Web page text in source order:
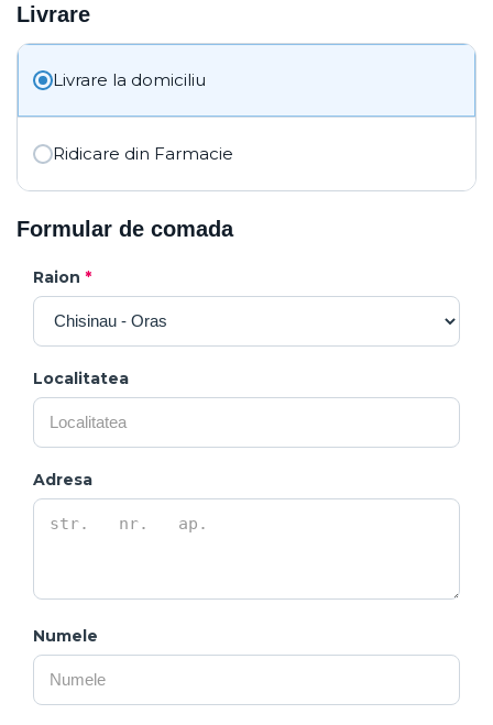
Livrare
Livrare la domiciliu
Ridicare din Farmacie
Formular de comada
Raion *
Localitatea
Adresa
Numele